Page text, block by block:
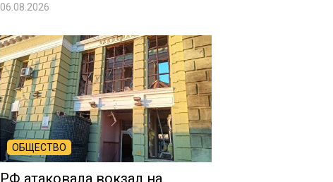
06.08.2026
ОБЩЕСТВО
РФ атаковала вокзал на